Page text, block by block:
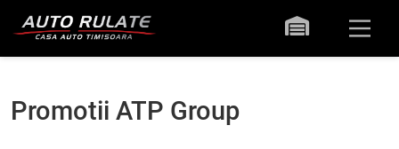
Promotii ATP Group